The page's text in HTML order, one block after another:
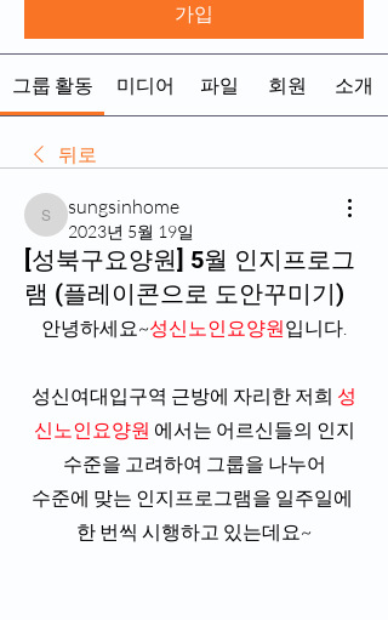
가입
그룹 활동 미디어 파일 회원 소개
뒤로
sungsinhome
sungsinhome
2023년 5월 19일
[성북구요양원] 5월 인지프로그
램 (플레이콘으로 도안꾸미기)
안녕하세요~성신노인요양원입니다.
성신여대입구역 근방에 자리한 저희 성
신노인요양원 에서는 어르신들의 인지
수준을 고려하여 그룹을 나누어
수준에 맞는 인지프로그램을 일주일에
한 번씩 시행하고 있는데요~